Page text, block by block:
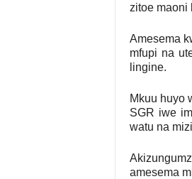
zitoe maoni
Amesema
mfupi na
lingine.
Mkuu huyo
SGR iwe
watu na
amesema